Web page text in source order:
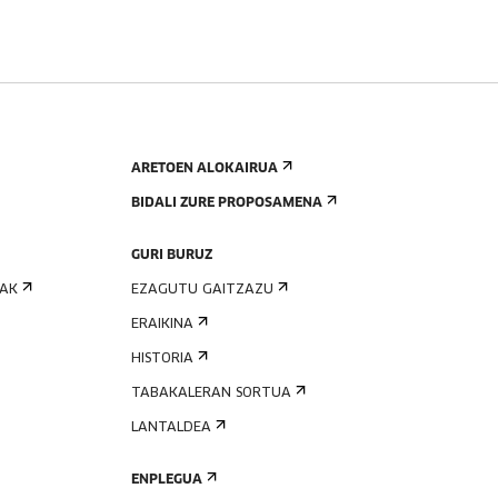
ARETOEN ALOKAIRUA
BIDALI ZURE PROPOSAMENA
GURI BURUZ
EZAGUTU GAITZAZU
ERAIKINA
HISTORIA
TABAKALERAN SORTUA
LANTALDEA
ENPLEGUA